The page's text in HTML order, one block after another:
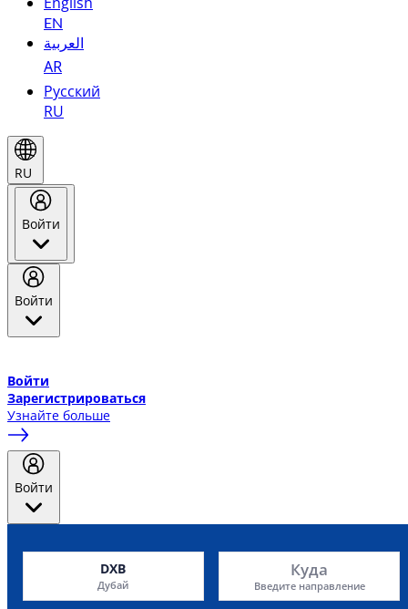
EN
العربية
AR
Русский
RU
RU
Войти
Войти
Войти
Зарегистрироваться
Узнайте больше
Войти
DXB
Дубай
Куда
Введите направление